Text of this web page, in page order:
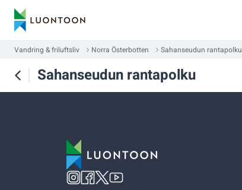
Vandring & friluftsliv Norra Österbotten Sahanseudun rantapolku
Sahanseudun rantapolku